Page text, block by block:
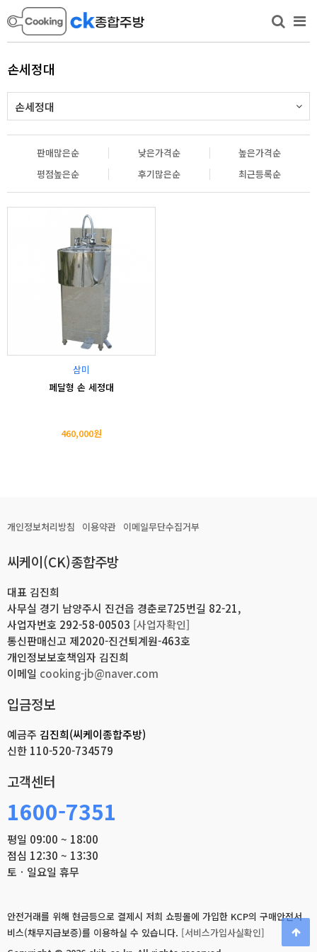
손세정대
손세정대
판매많은순 낮은가격순
높은가격순
평점높은순
후기많은순 최근등록순
삼미
페달형 손 세정대
460,000원
개인정보처리방침 이용약관 이메일무단수집거부
씨케이(CK)종합주방
대표 김진희
사무실 경기 남양주시 진건읍 경춘로725번길 82-21,
사업자번호 292-58-00503 [사업자확인]
통신판매신고 제2020-진건퇴계원-463호
개인정보보호책임자 김진희
이메일 cooking-jb@naver.com
입금정보
예금주 김진희(씨케이종합주방)
신한 110-520-734579
고객센터
1600-7351
평일 09:00 ~ 18:00
점심 12:30 ~ 13:30
토ㆍ일요일 휴무
안전거래를 위해 현금등으로 결제시 저희 쇼핑몰에 가입한 KCP의 구매안전서
비스(채무지급보증)를 이용하실 수 있습니다. [서비스가입사실확인]